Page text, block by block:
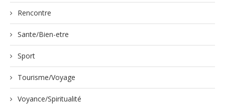
Rencontre
Sante/Bien-etre
Sport
Tourisme/Voyage
Voyance/Spiritualité